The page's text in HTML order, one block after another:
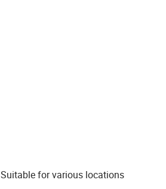
Suitable for various locations